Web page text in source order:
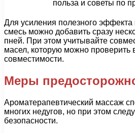
Для усиления полезного
смесь можно добавить сразу
пней. При этом учитывайте
масел, которую можно проверить
совместимости.
Меры
Ароматерапевтический массаж
многих недугов, но при этом
безопасности.